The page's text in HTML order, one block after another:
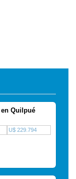
Quilpué
U$ 229.794